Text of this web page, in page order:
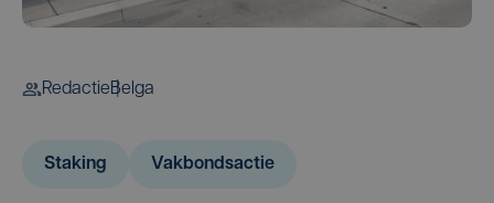
RedactieBelga
Staking Vakbondsactie